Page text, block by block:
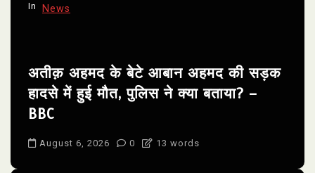
In News
अतीक़ अहमद के बेटे आबान अहमद की सड़क
हादसे में हुई मौत, पुलिस ने क्या बताया? –
BBC
August 6, 2026 0 13 words